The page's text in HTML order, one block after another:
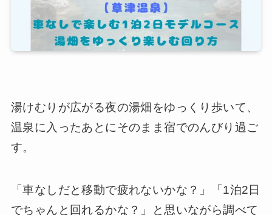
湯けむりが広がる夜の湯畑をゆっくり歩いて、
温泉に入ったあとにそのまま宿でのんびり過ご
す。
「車なしだと移動で疲れないかな？」「1泊2日
でちゃんと回れるかな？」と思いながら調べて